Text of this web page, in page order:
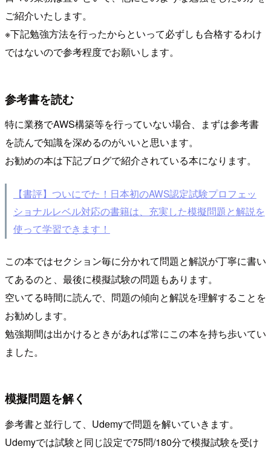
ご紹介いたします。
※下記勉強方法を行ったからといって必ずしも合格するわけ
ではないので参考程度でお願いします。
参考書を読む
特に業務でAWS構築等を行っていない場合、まずは参考書
を読んで知識を深めるのがいいと思います。
お勧めの本は下記ブログで紹介されている本になります。
【書評】ついにでた！日本初のAWS認定試験プロフェッ
ショナルレベル対応の書籍は、充実した模擬問題と解説を
使って学習できます！
この本ではセクション毎に分かれて問題と解説が丁寧に書い
てあるのと、最後に模擬試験の問題もあります。
空いてる時間に読んで、問題の傾向と解説を理解することを
お勧めします。
勉強期間は出かけるときがあれば常にこの本を持ち歩いてい
ました。
模擬問題を解く
参考書と並行して、Udemyで問題を解いていきます。
Udemyでは試験と同じ設定で75問/180分で模擬試験を受け